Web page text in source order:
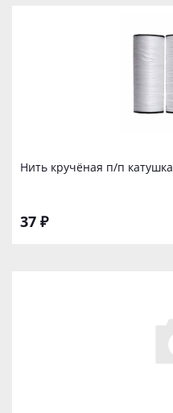
Нить кручёная п/п катушка
37 ₽